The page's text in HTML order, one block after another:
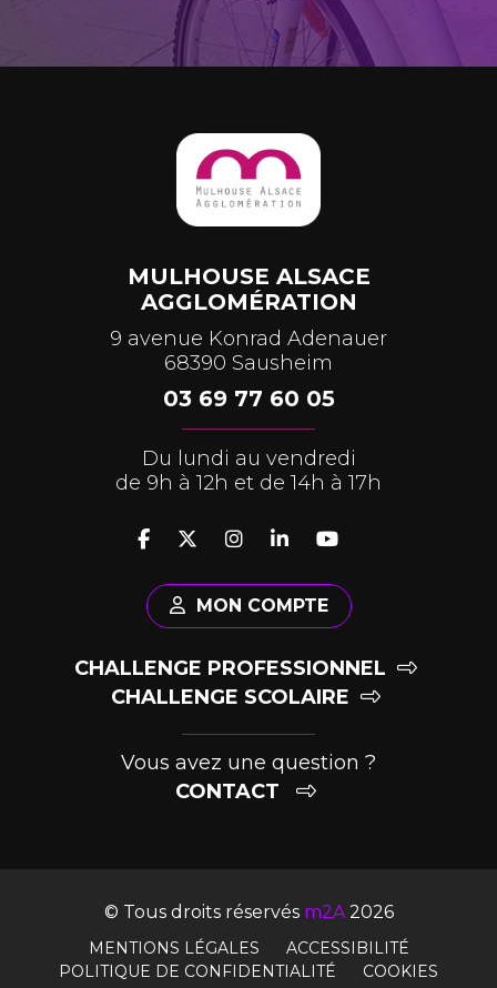
MULHOUSE ALSACE
AGGLOMÉRATION
9 avenue Konrad Adenauer
68390 Sausheim
03 69 77 60 05
Du lundi au vendredi
de 9h à 12h et de 14h à 17h
MON COMPTE
CHALLENGE PROFESSIONNEL
CHALLENGE SCOLAIRE
Vous avez une question ?
CONTACT
© Tous droits réservés m2A2026
MENTIONS LÉGALES
ACCESSIBILITÉ
POLITIQUE DE CONFIDENTIALITÉ
COOKIES